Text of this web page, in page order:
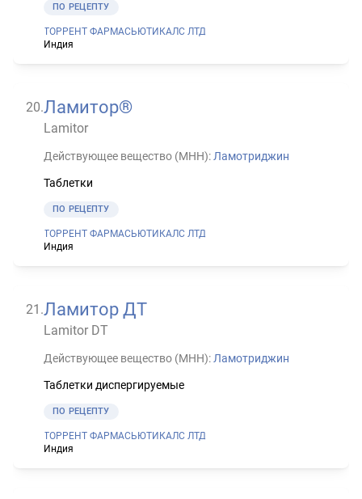
ПО РЕЦЕПТУ
ТОРРЕНТ ФАРМАСЬЮТИКАЛС ЛТД
Индия
20.Ламитор®
Lamitor
Действующее вещество (МНН): Ламотриджин
Таблетки
ПО РЕЦЕПТУ
ТОРРЕНТ ФАРМАСЬЮТИКАЛС ЛТД
Индия
21 .Ламитор ДТ
Lamitor DT
Действующее вещество (МНН): Ламотриджин
Таблетки диспергируемые
ПО РЕЦЕПТУ
ТОРРЕНТ ФАРМАСЬЮТИКАЛС ЛТД
Индия